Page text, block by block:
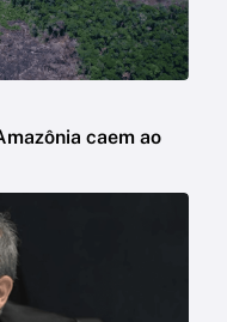
caem ao